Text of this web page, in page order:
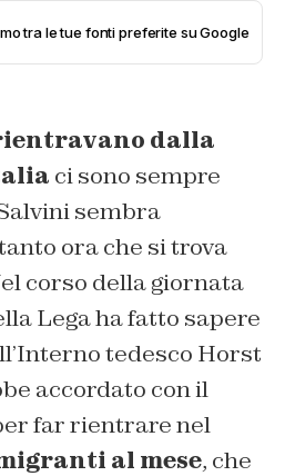
tra le tue fonti preferite su Google
dalla
ci sono sempre
sembra
ora che si trova
corso della giornata
Lega ha fatto sapere
tedesco Horst
accordato con il
far rientrare nel
al mese, che